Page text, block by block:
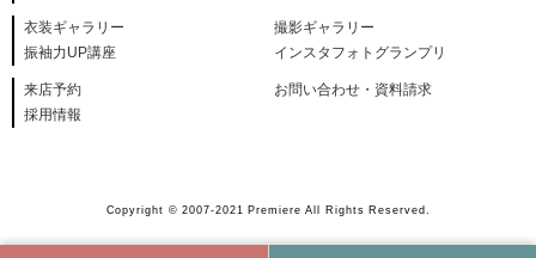
衣装ギャラリー
撮影ギャラリー
振袖力UP講座
インスタフォトグランプリ
来店予約
お問い合わせ・資料請求
採用情報
Copyright © 2007-2021 Premiere All Rights Reserved.